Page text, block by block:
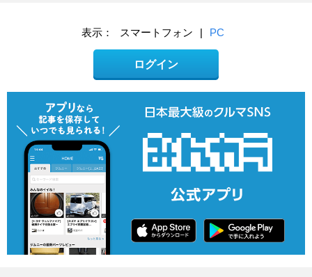
表示： スマートフォン | PC
ログイン